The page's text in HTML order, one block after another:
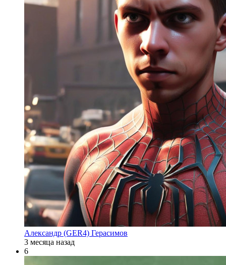
Александр (GER4) Герасимов
3 месяца назад
6